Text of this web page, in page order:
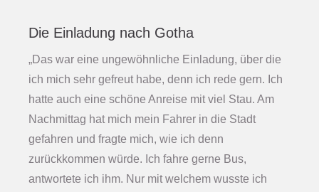
Die Einladung nach Gotha
„Das war eine ungewöhnliche Einladung, über die
ich mich sehr gefreut habe, denn ich rede gern. Ich
hatte auch eine schöne Anreise mit viel Stau. Am
Nachmittag hat mich mein Fahrer in die Stadt
gefahren und fragte mich, wie ich denn
zurückkommen würde. Ich fahre gerne Bus,
antwortete ich ihm. Nur mit welchem wusste ich